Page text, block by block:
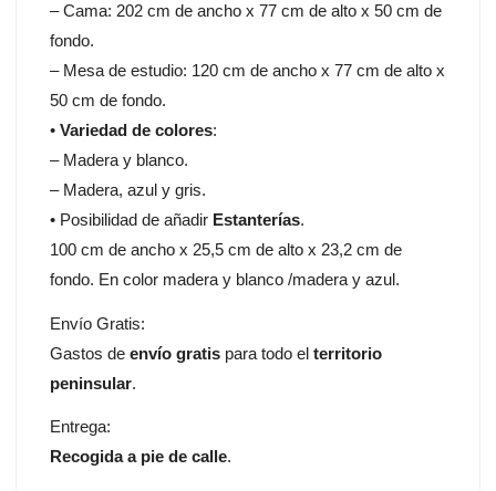
– Cama: 202 cm de ancho x 77 cm de alto x 50 cm de
fondo.
– Mesa de estudio: 120 cm de ancho x 77 cm de alto x
50 cm de fondo.
•Variedad de colores:
– Madera y blanco.
– Madera, azul y gris.
• Posibilidad de añadir Estanterías.
100 cm de ancho x 25,5 cm de alto x 23,2 cm de
fondo. En color madera y blanco /madera y azul.
Envío Gratis:
Gastos deenvío gratis para todo el territorio
peninsular.
Entrega:
Recogida a pie de calle.